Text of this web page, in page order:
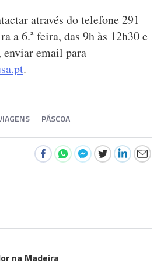
através do telefone 291
a 6.ª feira, das 9h às 12h30 e
enviar email para
.
PÁSCOA
na Madeira